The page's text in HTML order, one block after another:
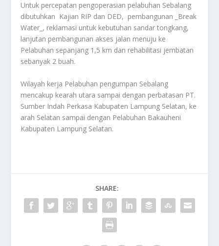
Untuk percepatan pengoperasian pelabuhan Sebalang
dibutuhkan Kajian RIP dan DED, pembangunan _Break
Water_, reklamasi untuk kebutuhan sandar tongkang,
lanjutan pembangunan akses jalan menuju ke
Pelabuhan sepanjang 1,5 km dan rehabilitasi jembatan
sebanyak 2 buah.
Wilayah kerja Pelabuhan pengumpan Sebalang
mencakup kearah utara sampai dengan perbatasan PT.
Sumber Indah Perkasa Kabupaten Lampung Selatan, ke
arah Selatan sampai dengan Pelabuhan Bakauheni
Kabupaten Lampung Selatan.
SHARE: